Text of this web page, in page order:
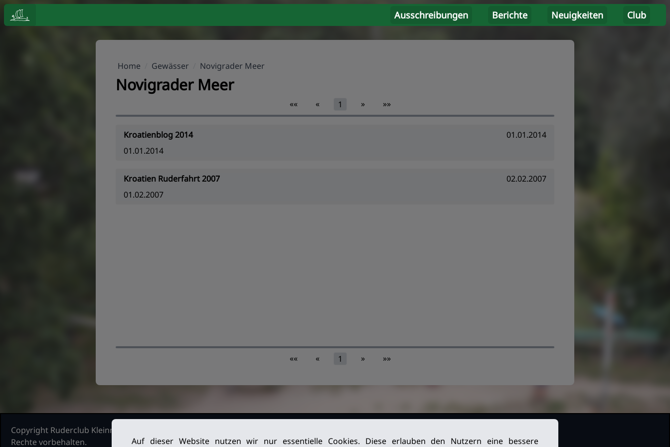
Ausschreibungen Berichte Neuigkeiten Club
Home Gewässer Novigrader Meer
Novigrader Meer
«« « 1 » »»
Kroatienblog 2014
01.01.2014
01.01.2014
Kroatien Ruderfahrt 2007
02.02.2007
01.02.2007
«« « 1 » »»
Copyright Ruderclub Kleinmachnow Stahnsdorf Teltow, 2026. Alle
Rechte vorbehalten.
Datenschutz
Auf dieser Website nutzen wir nur essentielle Cookies. Diese erlauben den Nutzern eine bessere